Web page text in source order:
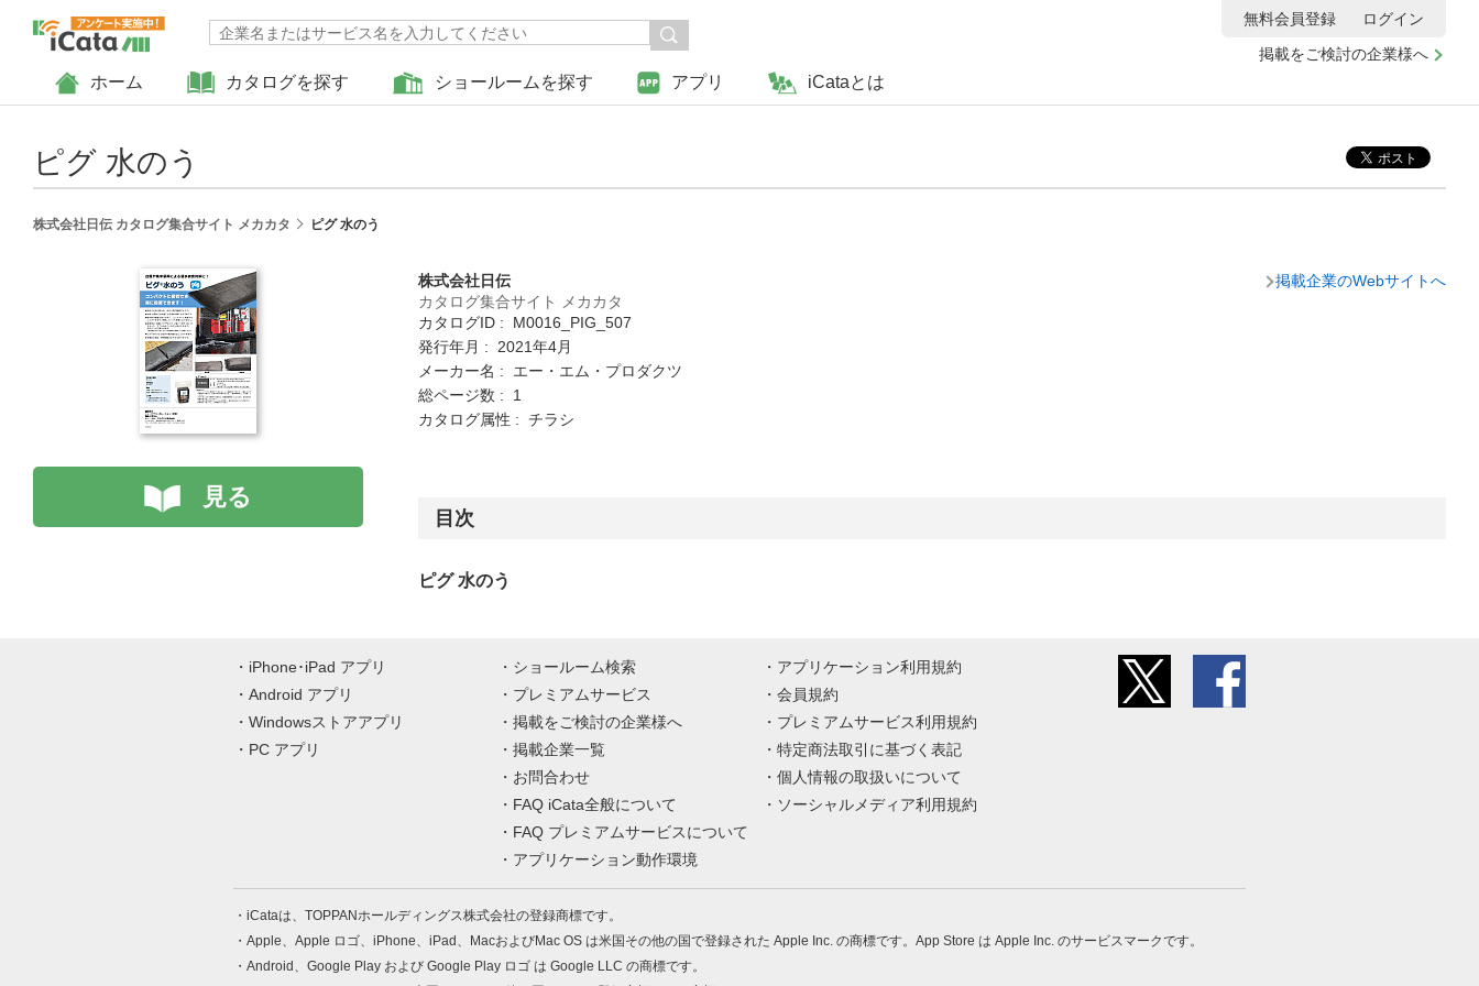
ホーム カタログを探す ショールームを探す アプリ iCataとは
掲載をご検討の企業様へ
無料会員登録 ログイン
ピグ 水のう
株式会社日伝 カタログ集合サイト メカカタ ピグ 水のう
見る
株式会社日伝
カタログ集合サイト メカカタ
カタログID : M0016_PIG_507
発行年月 : 2021年4月
メーカー名 : エー・エム・プロダクツ
総ページ数 : 1
カタログ属性 : チラシ
掲載企業のWebサイトへ
目次
ピグ 水のう
iPhone･iPad アプリ
Android アプリ
Windowsストアアプリ
PC アプリ
ショールーム検索
プレミアムサービス
掲載をご検討の企業様へ
掲載企業一覧
お問合わせ
FAQ iCata全般について
FAQ プレミアムサービスについて
アプリケーション動作環境
アプリケーション利用規約
会員規約
プレミアムサービス利用規約
特定商法取引に基づく表記
個人情報の取扱いについて
ソーシャルメディア利用規約
iCataは、TOPPANホールディングス株式会社の登録商標です。
Apple、Apple ロゴ、iPhone、iPad、MacおよびMac OS は米国その他の国で登録された Apple Inc. の商標です。App Store は Apple Inc. のサービスマークです。
Android、Google Play および Google Play ロゴ は Google LLC の商標です。